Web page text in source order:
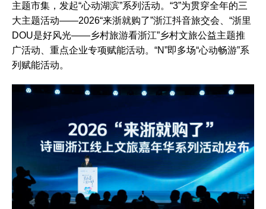
主题市集，发起“心动湖滨”系列活动。“3”为贯穿全年的三
大主题活动——2026“来浙就购了”浙江抖音旅交会、“浙里
DOU是好风光——乡村旅游看浙江”乡村文旅公益主题推
广活动、重点企业专项赋能活动。“N”即多场“心动畅游”系
列赋能活动。